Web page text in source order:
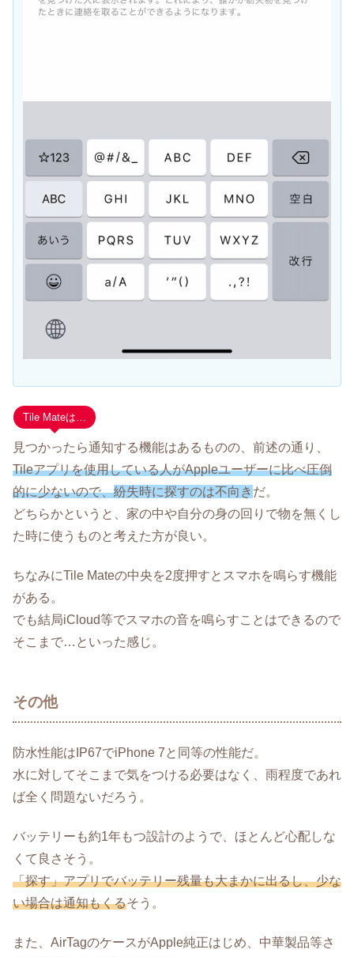
Tile Mateは…
見つかったら通知する機能はあるものの、前述の通り、
Tileアプリを使用している人がAppleユーザーに比べ圧倒
的に少ないので、紛失時に探すのは不向き だ。
どちらかというと、家の中や自分の身の回りで物を無くし
た時に使うものと考えた方が良い。
ちなみにTile Mateの中央を2度押すとスマホを鳴らす機能
がある。
でも結局iCloud等でスマホの音を鳴らすことはできるので
そこまで…といった感じ。
その他
防水性能はIP67でiPhone 7と同等の性能だ。
水に対してそこまで気をつける必要はなく、雨程度であれ
ば全く問題ないだろう。
バッテリーも約1年もつ設計のようで、ほとんど心配しな
くて良さそう。
「探す」アプリでバッテリー残量も大まかに出るし、少な
い場合は通知もくるそう。
また、AirTagのケースがApple純正はじめ、中華製品等さ